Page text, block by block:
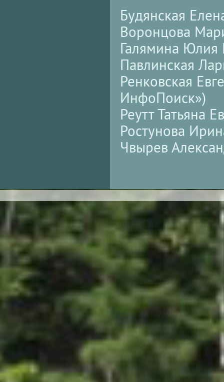
Будянская
Воронцова
Галямина
Павлинская
Ренковская
ИнфоПоиск»)
Реутт Татьяна
Ростунова
Чвырев